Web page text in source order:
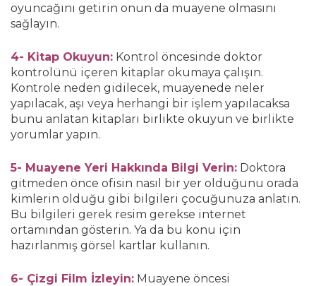
oyuncağını getirin onun da muayene olmasını
sağlayın.
4- Kitap Okuyun: Kontrol öncesinde doktor
kontrolünü içeren kitaplar okumaya çalışın.
Kontrole neden gidilecek, muayenede neler
yapılacak, aşı veya herhangi bir işlem yapılacaksa
bunu anlatan kitapları birlikte okuyun ve birlikte
yorumlar yapın.
5- Muayene Yeri Hakkında Bilgi Verin: Doktora
gitmeden önce ofisin nasıl bir yer olduğunu orada
kimlerin olduğu gibi bilgileri çocuğunuza anlatın.
Bu bilgileri gerek resim gerekse internet
ortamından gösterin. Ya da bu konu için
hazırlanmış görsel kartlar kullanın.
6- Çizgi Film İzleyin: Muayene öncesi